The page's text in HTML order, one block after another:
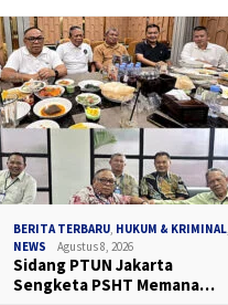
BERITA TERBARU HUKUM & KRIMINAL
NEWS
Agustus 8, 2026
Sidang PTUN Jakarta
Sengketa PSHT Memana…